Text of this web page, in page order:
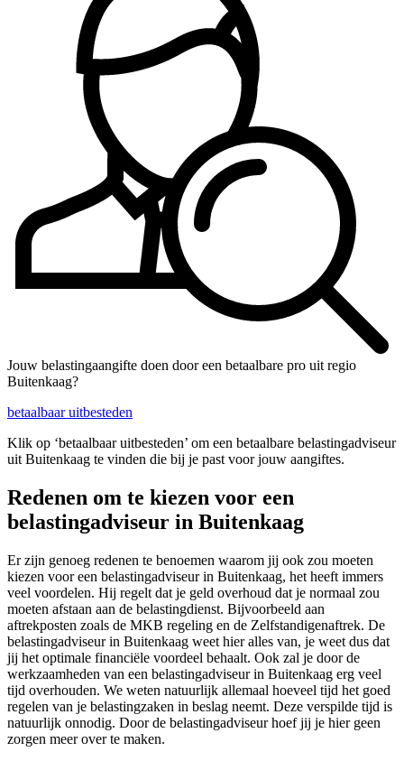
Jouw belastingaangifte doen door een betaalbare pro uit regio
Buitenkaag?
betaalbaar uitbesteden
Klik op ‘betaalbaar uitbesteden’ om een betaalbare belastingadviseur
uit Buitenkaag te vinden die bij je past voor jouw aangiftes.
Redenen om te kiezen voor een
belastingadviseur in Buitenkaag
Er zijn genoeg redenen te benoemen waarom jij ook zou moeten
kiezen voor een belastingadviseur in Buitenkaag, het heeft immers
veel voordelen. Hij regelt dat je geld overhoud dat je normaal zou
moeten afstaan aan de belastingdienst. Bijvoorbeeld aan
aftrekposten zoals de MKB regeling en de Zelfstandigenaftrek. De
belastingadviseur in Buitenkaag weet hier alles van, je weet dus dat
jij het optimale financiële voordeel behaalt. Ook zal je door de
werkzaamheden van een belastingadviseur in Buitenkaag erg veel
tijd overhouden. We weten natuurlijk allemaal hoeveel tijd het goed
regelen van je belastingzaken in beslag neemt. Deze verspilde tijd is
natuurlijk onnodig. Door de belastingadviseur hoef jij je hier geen
zorgen meer over te maken.